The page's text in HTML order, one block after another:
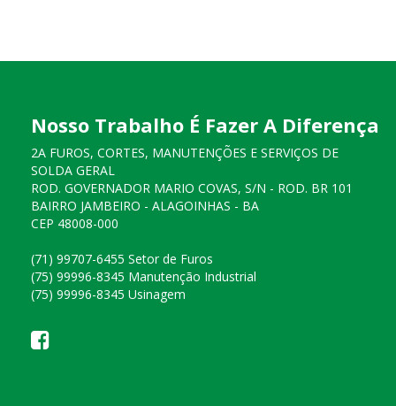
Nosso Trabalho É Fazer A Diferença
2A FUROS, CORTES, MANUTENÇÕES E SERVIÇOS DE
SOLDA GERAL
ROD. GOVERNADOR MARIO COVAS, S/N - ROD. BR 101
BAIRRO JAMBEIRO - ALAGOINHAS - BA
CEP 48008-000
(71) 99707-6455 Setor de Furos
(75) 99996-8345 Manutenção Industrial
(75) 99996-8345 Usinagem